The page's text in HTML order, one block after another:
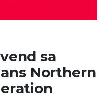
sa
Northern